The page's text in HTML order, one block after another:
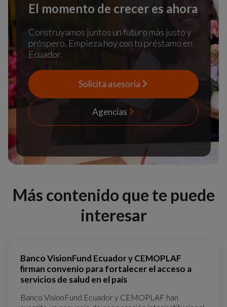
El momento de crecer es ahora
Construyamos juntos un futuro más justo y
próspero. Empieza hoy con tu préstamo en
Ecuador.
Solicita asesoría
Agencias
Más contenido que te puede
interesar
Banco VisionFund Ecuador y CEMOPLAF
firman convenio para fortalecer el acceso a
servicios de salud en el país
Banco VisionFund Ecuador y CEMOPLAF han